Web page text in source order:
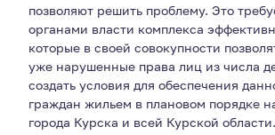
позволяют решить проблему. Это
органами власти комплекса
которые в своей совокупности
уже нарушенные права лиц из числа
создать условия для обеспечения
граждан жильем в плановом порядке
города Курска и всей Курской области.